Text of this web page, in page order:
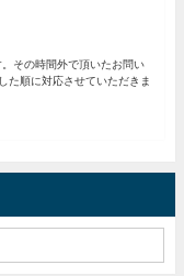
その時間外で頂いたお問い
た順に対応させていただきま